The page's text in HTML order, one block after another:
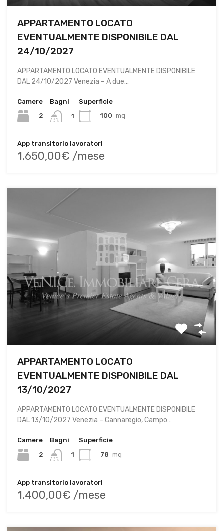
APPARTAMENTO LOCATO
EVENTUALMENTE DISPONIBILE DAL
24/10/2027
APPARTAMENTO LOCATO EVENTUALMENTE DISPONIBILE
DAL 24/10/2027 Venezia – A due…
Camere
2
Bagni
1
Superficie
100 mq
App transitorio lavoratori
1.650,00€ /mese
APPARTAMENTO LOCATO
EVENTUALMENTE DISPONIBILE DAL
13/10/2027
APPARTAMENTO LOCATO EVENTUALMENTE DISPONIBILE
DAL 13/10/2027 Venezia – Cannaregio, Campo…
Camere
2
Bagni
1
Superficie
78 mq
App transitorio lavoratori
1.400,00€ /mese